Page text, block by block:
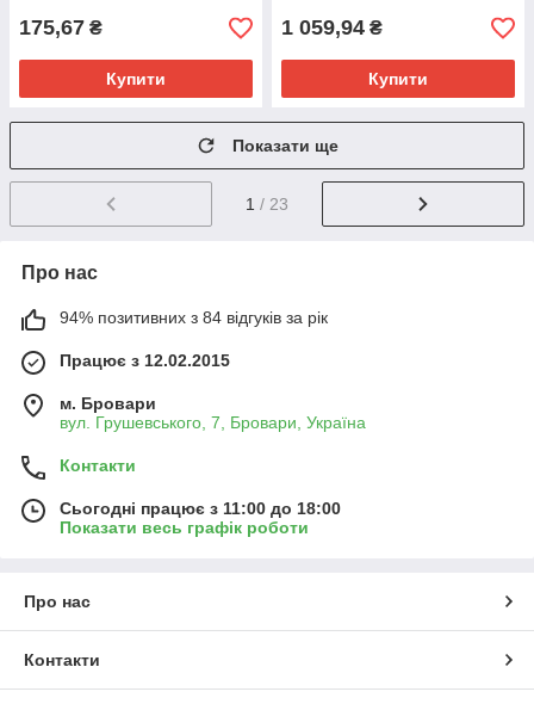
175,67 ₴
Купити
1 059,94 ₴
Купити
Показати ще
1 / 23
Про нас
94% позитивних з 84 відгуків за рік
Працює з 12.02.2015
м. Бровари
вул. Грушевського, 7, Бровари, Україна
Контакти
Сьогодні працює з 11:00 до 18:00
Показати весь графік роботи
Про нас
Контакти